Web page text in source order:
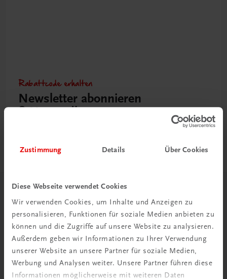
Zustimmung Details Über Cookies
Diese Webseite verwendet Cookies
Wir verwenden Cookies, um Inhalte und Anzeigen zu
personalisieren, Funktionen für soziale Medien anbieten zu
können und die Zugriffe auf unsere Website zu analysieren.
Außerdem geben wir Informationen zu Ihrer Verwendung
unserer Website an unsere Partner für soziale Medien,
Werbung und Analysen weiter. Unsere Partner führen diese
Informationen möglicherweise mit weiteren Daten
Rabattcode erhalten
Newsletter abonnieren
& Versandkosten sparen
Herzlich willkommen bei TRAUNER!
Wir über uns